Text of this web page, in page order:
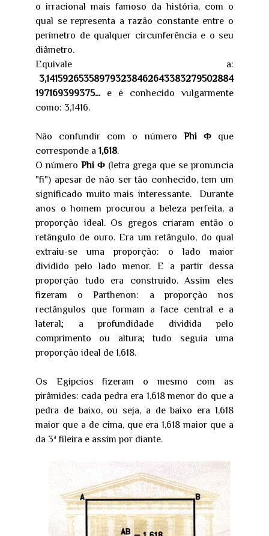
o irracional mais famoso da história, com o
qual se representa a razão constante entre o
perímetro de qualquer circunferência e o seu
diâmetro.
Equivale a:
3,141592653589793238462643383279502884
197169399375...e é conhecido vulgarmente
como: 3,1416.
Não confundir com o número Phi Φque
corresponde a 1,618.
O número Phi Φ (letra grega que se pronuncia
"fi") apesar de não ser tão conhecido, tem um
significado muito mais interessante. Durante
anos o homem procurou a beleza perfeita, a
proporção ideal. Os gregos criaram então o
retângulo de ouro. Era um retângulo, do qual
extraiu-se uma proporção: o lado maior
dividido pelo lado menor. E a partir dessa
proporção tudo era construído. Assim eles
fizeram o Parthenon: a proporção nos
rectângulos que formam a face central e a
lateral; a profundidade dividida pelo
comprimento ou altura; tudo seguia uma
proporção ideal de 1,618.
Os Egípcios fizeram o mesmo com as
pirâmides: cada pedra era 1,618 menor do que a
pedra de baixo, ou seja, a de baixo era 1,618
maior que a de cima, que era 1,618 maior que a
da 3ª fileira e assim por diante.